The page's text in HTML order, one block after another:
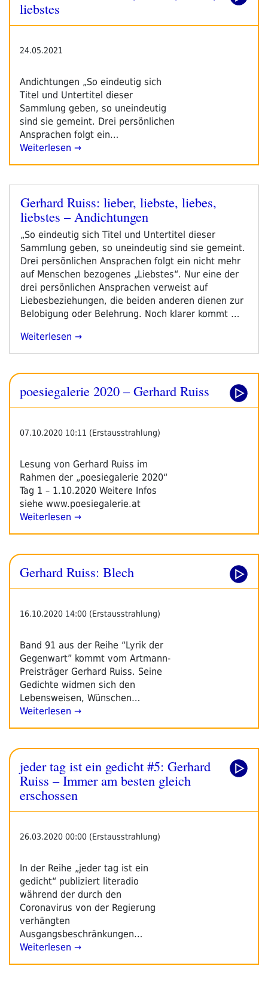
liebstes
24.05.2021
Andichtungen „So eindeutig sich
Titel und Untertitel dieser
Sammlung geben, so uneindeutig
sind sie gemeint. Drei persönlichen
Ansprachen folgt ein…
Weiterlesen →
Veröffentlicht
am
Gerhard Ruiss: lieber, liebste, liebes,
liebstes – Andichtungen
„So eindeutig sich Titel und Untertitel dieser
Sammlung geben, so uneindeutig sind sie gemeint.
Drei persönlichen Ansprachen folgt ein nicht mehr
auf Menschen bezogenes „Liebstes“. Nur eine der
drei persönlichen Ansprachen verweist auf
Liebesbeziehungen, die beiden anderen dienen zur
Belobigung oder Belehrung. Noch klarer kommt …
„Gerhard
Liebste,
Liebes,
Liebstes
Andichtungen“
Weiterlesen
poesiegalerie 2020 – Gerhard Ruiss
07.10.2020 10:11 (Erstausstrahlung)
Lesung von Gerhard Ruiss im
Rahmen der „poesiegalerie 2020“
Tag 1 – 1.10.2020 Weitere Infos
siehe www.poesiegalerie.at
Weiterlesen →
Gerhard Ruiss: Blech
16.10.2020 14:00 (Erstausstrahlung)
Band 91 aus der Reihe “Lyrik der
Gegenwart” kommt vom Artmann-
Preisträger Gerhard Ruiss. Seine
Gedichte widmen sich den
Lebensweisen, Wünschen…
Weiterlesen →
jeder tag ist ein gedicht #5: Gerhard
Ruiss – Immer am besten gleich
erschossen
26.03.2020 00:00 (Erstausstrahlung)
In der Reihe „jeder tag ist ein
gedicht“ publiziert literadio
während der durch den
Coronavirus von der Regierung
verhängten
Ausgangsbeschränkungen…
Weiterlesen →